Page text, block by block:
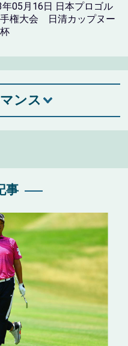
年05月16日 日本プロゴル
権大会 日清カップヌー
ンス
事